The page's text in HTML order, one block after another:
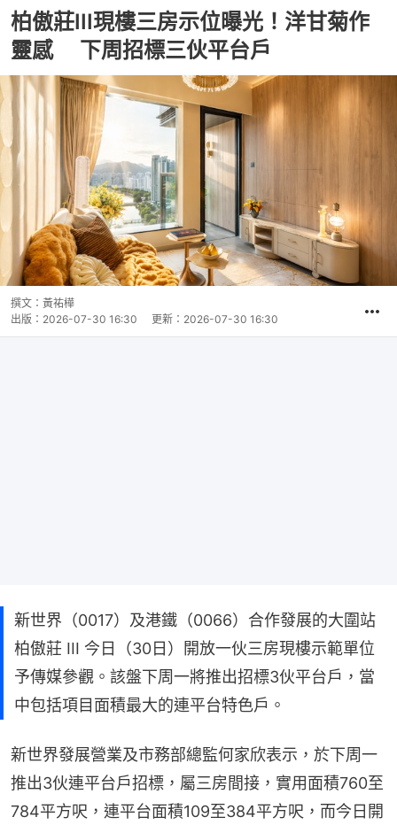
柏傲莊III現樓三房示位曝光！洋甘菊作
靈感 下周招標三伙平台戶
撰文： 黃祐樺
出版： 2026-07-30 16:30 更新： 2026-07-30 16:30
新世界（0017）及港鐵（0066）合作發展的大圍站
柏傲莊 III 今日（30日）開放一伙三房現樓示範單位
予傳媒參觀。該盤下周一將推出招標3伙平台戶，當
中包括項目面積最大的連平台特色戶。
新世界發展營業及市務部總監何家欣表示，於下周一
推出3伙連平台戶招標，屬三房間接，實用面積760至
784平方呎，連平台面積109至384平方呎，而今日開